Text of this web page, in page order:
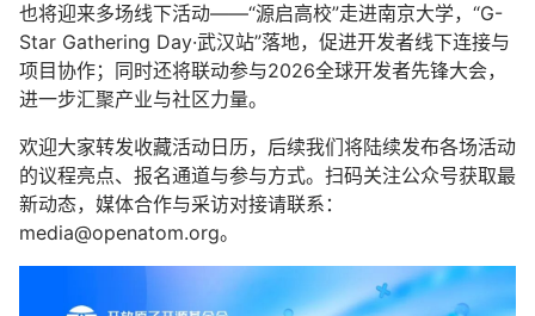
也将迎来多场线下活动——“源启高校”走进南京大学，“G-
Star Gathering Day·武汉站”落地，促进开发者线下连接与
项目协作；同时还将联动参与2026全球开发者先锋大会，
进一步汇聚产业与社区力量。
欢迎大家转发收藏活动日历，后续我们将陆续发布各场活动
的议程亮点、报名通道与参与方式。扫码关注公众号获取最
新动态，媒体合作与采访对接请联系：
media@openatom.org。